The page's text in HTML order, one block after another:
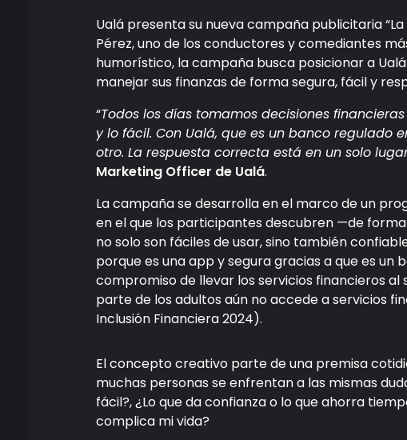
Ualá presenta su nueva campaña publicitaria
Pérez, uno de los conductores y comediantes
humorístico, la campaña busca posicionar a
manejar sus finanzas de forma segura, fácil y
“Todos los días tomamos decisiones
y lo fácil. Con Ualá, que es un banco regulado
otro. La respuesta correcta está en un solo
Marketing Officer de Ualá.
La campaña se desarrolla en el marco de un
en el que los participantes descubren —de
no solo son fáciles de usar, sino también
porque es una app y segura gracias a que es un
compromiso de llevar los servicios financieros al
parte de los adultos aún no accede a servicios
Inclusión Financiera 2024).
El concepto creativo parte de una premisa
muchas personas se enfrentan a las mismas
fácil?, ¿Lo que da confianza o lo que ahorra
complica mi vida?